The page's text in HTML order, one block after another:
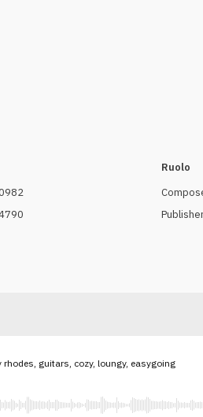
Ruolo
rhodes, guitars, cozy, loungy, easygoing